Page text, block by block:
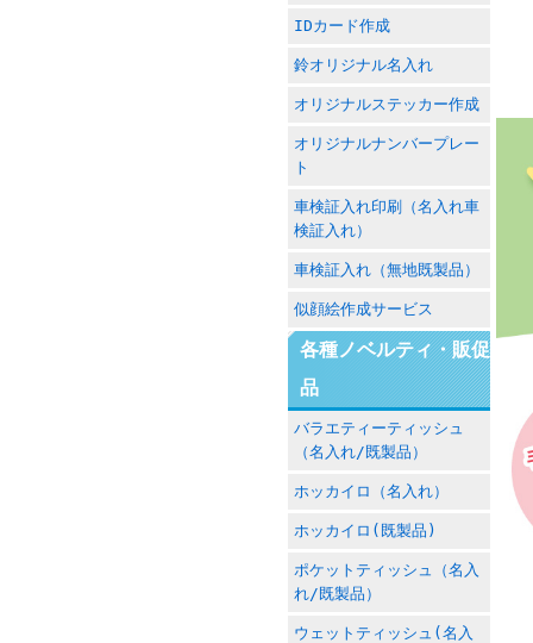
IDカード作成
鈴オリジナル名入れ
オリジナルステッカー作成
オリジナルナンバープレー
ト
車検証入れ印刷（名入れ車
検証入れ）
車検証入れ（無地既製品）
似顔絵作成サービス
各種ノベルティ・販促
品
バラエティーティッシュ
（名入れ/既製品）
ホッカイロ（名入れ）
ホッカイロ(既製品)
ポケットティッシュ（名入
れ/既製品）
ウェットティッシュ(名入